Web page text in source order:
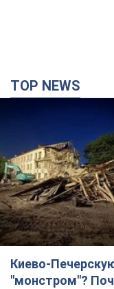
TOP NEWS
Киево-
"монстром"?